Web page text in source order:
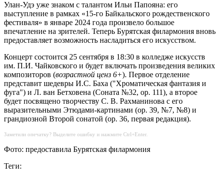
Улан-Удэ уже знаком с талантом Ильи Папояна: его
выступление в рамках «15-го Байкальского рождественского
фестиваля» в январе 2024 года произвело большое
впечатление на зрителей. Теперь Бурятская филармония вновь
предоставляет возможность насладиться его искусством.
Концерт состоится 25 сентября в 18:30 в колледже искусств
им. П.И. Чайковского и будет включать произведения великих
композиторов (возрастной ценз 6+). Первое отделение
представит шедевры И.С. Баха ("Хроматическая фантазия и
фуга") и Л. ван Бетховена (Соната №32, ор. 111), а второе
будет посвящено творчеству С. В. Рахманинова с его
выразительными Этюдами-картинами (ор. 39, №7, №8) и
грандиозной Второй сонатой (ор. 36, первая редакция).
Заметили опечатку? Выделите ошибку и нажмите Ctrl+Enter.
Фото: предоставила Бурятская филармония
Теги: